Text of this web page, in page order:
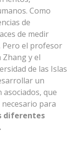
Como
de
de medir
Pero el profesor
Zhang y el
de las Islas
un
que
para
diferentes